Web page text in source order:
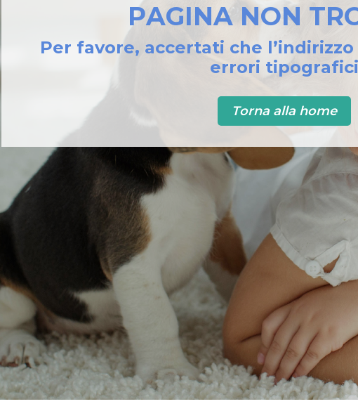
PAGINA NON
Per favore, accertati che
errori tipografici
Torna alla home